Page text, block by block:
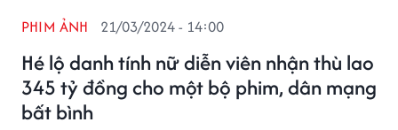
Hé lộ danh tính nữ diễn viên nhận thù lao
345 tỷ đồng cho một bộ phim, dân mạng
bất bình
PHIM ẢNH 21/03/2024 - 14:00